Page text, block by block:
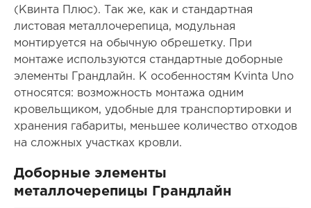
(Квинта Плюс). Так же, как и стандартная
листовая металлочерепица, модульная
монтируется на обычную обрешетку. При
монтаже используются стандартные доборные
элементы Грандлайн. К особенностям Kvinta Uno
относятся: возможность монтажа одним
кровельщиком, удобные для транспортировки и
хранения габариты, меньшее количество отходов
на сложных участках кровли.
Доборные элементы
металлочерепицы Грандлайн